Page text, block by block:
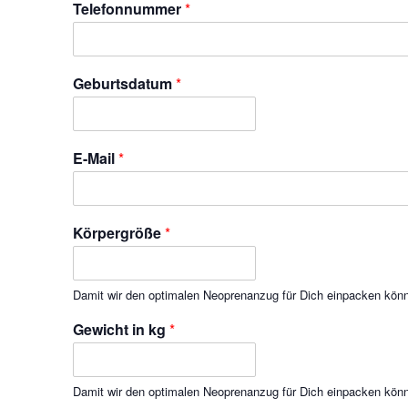
Telefonnummer*
Geburtsdatum*
E-Mail*
Körpergröße*
Damit wir den optimalen Neoprenanzug für Dich einpacken
Gewicht in kg *
Damit wir den optimalen Neoprenanzug für Dich einpacken